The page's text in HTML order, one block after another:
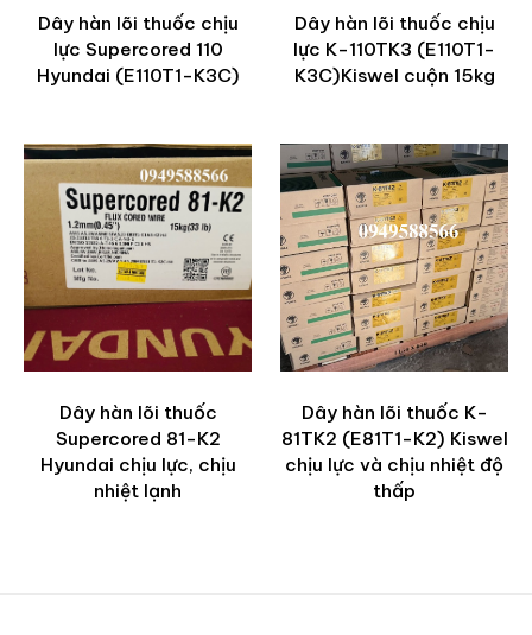
Dây hàn lõi thuốc chịu
lực Supercored 110
Hyundai (E110T1-K3C)
Dây hàn lõi thuốc chịu
lực K-110TK3 (E110T1-
K3C)Kiswel cuộn 15kg
Dây hàn lõi thuốc
Supercored 81-K2
Hyundai chịu lực, chịu
nhiệt lạnh
Dây hàn lõi thuốc K-
81TK2 (E81T1-K2) Kiswel
chịu lực và chịu nhiệt độ
thấp